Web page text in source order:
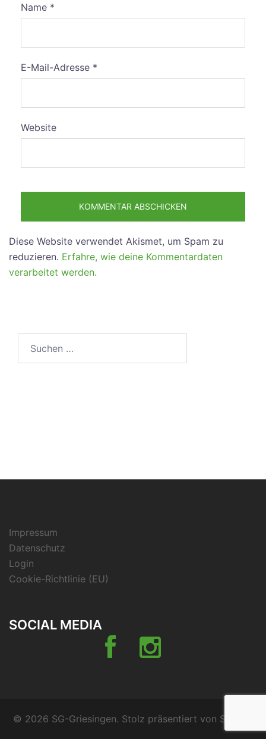
Name *
E-Mail-Adresse *
Website
Diese Website verwendet Akismet, um Spam zu
reduzieren. Erfahre, wie deine Kommentardaten
verarbeitet werden.
Impressum
Datenschutz
Login
Cookie-Richtlinie (EU)
SOCIAL MEDIA
FacebookInstagramm
© 2026 SG-Griesingen. Stolz präsentiert von Sydney